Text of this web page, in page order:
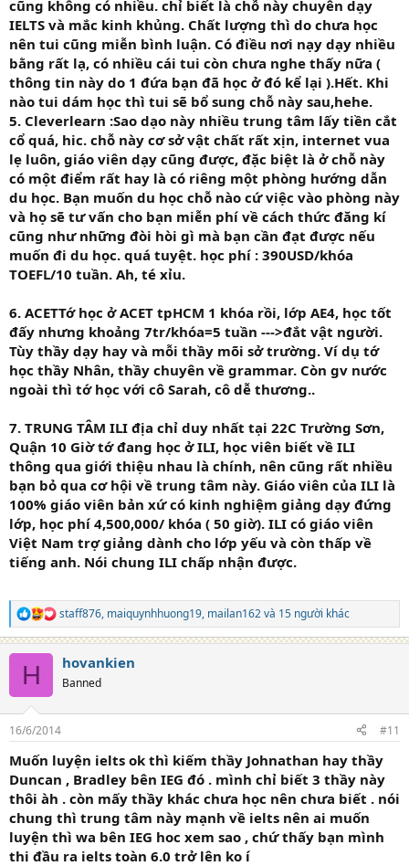
cũng không có nhiều. chỉ biết là chỗ này chuyên dạy
IELTS và mắc kinh khủng. Chất lượng thì do chưa học
nên tui cũng miễn bình luận. Có điều nơi nạy dạy nhiều
bằng rất lạ, có nhiều cái tui còn chưa nghe thấy nữa (
thông tin này do 1 đứa bạn đã học ở đó kể lại ).Hết. Khi
nào tui dám học thì tui sẽ bổ sung chỗ này sau,hehe.
5. Cleverlearn :Sao dạo này nhiều trung tâm lấy tiền cắt
cổ quá, hic. chỗ này cơ sở vật chất rất xịn, internet vua
lẹ luôn, giáo viên dạy cũng được, đặc biệt là ở chỗ này
có một điểm rất hay là có riêng một phòng hướng dẫn
du học. Bạn muốn du học chỗ nào cứ việc vào phòng này
và họ sẽ tư vấn cho bạn miễn phí về cách thức đăng kí
cũng như những đòi hòi gì mà bạn cần đạt được nếu
muốn đi du học. quá tuyệt. học phí : 390USD/khóa
TOEFL/10 tuần. Ah, té xỉu.
6. ACETTớ học ở ACET tpHCM 1 khóa rồi, lớp AE4, học tốt
đấy nhưng khoảng 7tr/khóa=5 tuần --->đắt vật người.
Tùy thầy dạy hay và mỗi thầy mõi sở trường. Ví dụ tớ
học thầy Nhân, thầy chuyên về grammar. Còn gv nước
ngoài thì tớ học với cô Sarah, cô dễ thương..
7. TRUNG TÂM ILI địa chỉ duy nhất tại 22C Trường Sơn,
Quận 10 Giờ tớ đang học ở ILI, học viên biết về ILI
thông qua giới thiệu nhau là chính, nên cũng rất nhiều
bạn bỏ qua cơ hội về trung tâm này. Giáo viên của ILI là
100% giáo viên bản xứ có kinh nghiệm giảng dạy đứng
lớp, học phí 4,500,000/ khóa ( 50 giờ). ILI có giáo viên
Việt Nam trợ giảng dành cho lớp yếu và còn thấp về
tiếng anh. Nói chung ILI chấp nhận được.
R
e
s
staff876, maiquynhhuong19, mailan162và 15 người khác
H hovankien
Banned
16/6/2014 #11
Muốn luyện ielts ok thì kiếm thầy Johnathan hay thầy
Duncan , Bradley bên IEG đó . mình chỉ biết 3 thầy này
thôi àh . còn mấy thầy khác chưa học nên chưa biết . nói
chung thì trung tâm này mạnh về ielts nên ai muốn
luyện thì wa bên IEG hoc xem sao , chứ thấy bạn mình
thi đầu ra ielts toàn 6.0 trở lên ko í